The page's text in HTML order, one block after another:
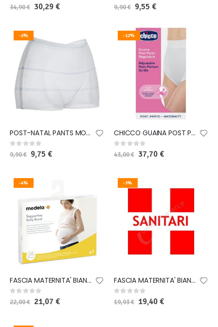
0%
34,90 € Special
Price
30,29 € 0%
9,90 € Special
Price
9,55 €
-2%
POST-NATAL PANTS MONOUSO L/XL 4 PEZZI
Rating:
0%
9,90 € Special
Price
9,75 €
-12%
CHICCO GUAINA POST PARTO REGOLABILE TAGLIA 3
Rating:
0%
43,00 € Special
Price
37,70 €
-4%
FASCIA MATERNITA' BIANCA L
Rating:
0%
22,00 € Special
Price
21,07 €
-3%
FASCIA MATERNITA' BIANCA M
Rating:
0%
19,93 € Special
Price
19,40 €